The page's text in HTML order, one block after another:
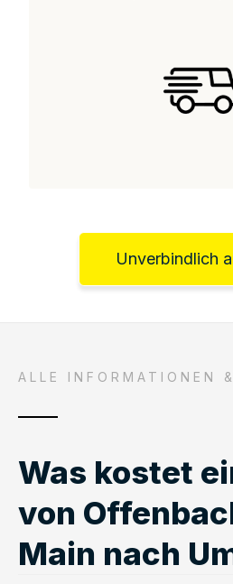
Unverbindlich
ALLE INFORMATIONEN
Was kostet
von
Main nach